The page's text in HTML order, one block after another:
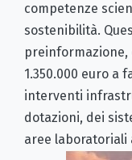
competenze
sostenibilità.
preinformazione,
1.350.000 euro a
interventi
dotazioni, dei
aree laboratoriali